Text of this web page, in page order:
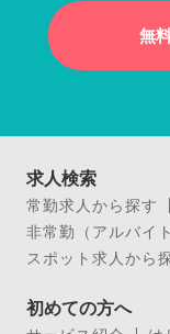
無
求人検索
常勤求人から探す
非常勤（アルバイ
スポット求人から
初めての方へ